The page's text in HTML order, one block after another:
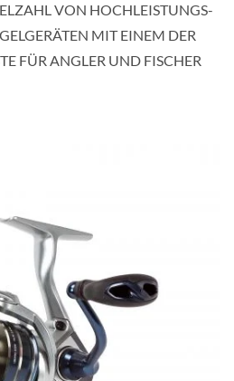
VON HOCHLEISTUNGS-
MIT EINEM DER
FÜR ANGLER UND FISCHER